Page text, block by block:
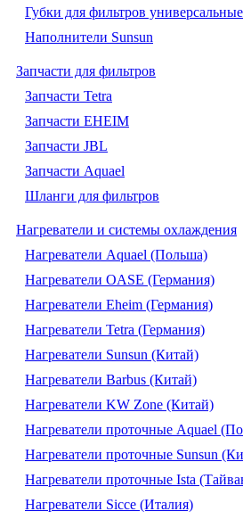
Губки для фильтров универсальные
Наполнители Sunsun
Запчасти для фильтров
Запчасти Tetra
Запчасти EHEIM
Запчасти JBL
Запчасти Aquael
Шланги для фильтров
Нагреватели и системы охлаждения
Нагреватели Aquael (Польша)
Нагреватели OASE (Германия)
Нагреватели Eheim (Германия)
Нагреватели Tetra (Германия)
Нагреватели Sunsun (Китай)
Нагреватели Barbus (Китай)
Нагреватели KW Zone (Китай)
Нагреватели проточные Aquael
Нагреватели проточные Sunsun
Нагреватели проточные Ista
Нагреватели Sicce (Италия)